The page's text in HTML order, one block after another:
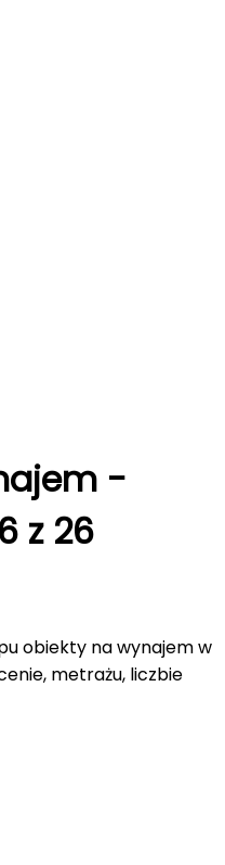
-
z 26
obiekty na wynajemw
metrażu, liczbie